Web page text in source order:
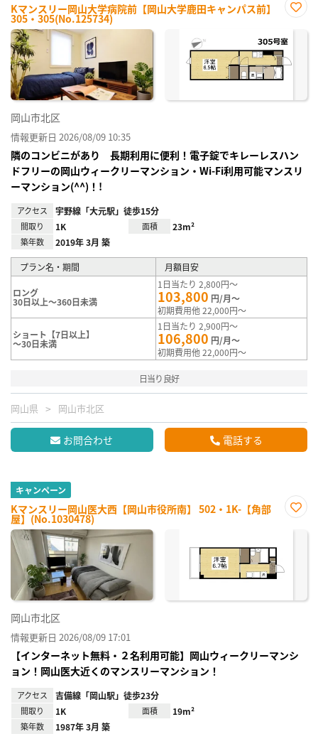
Kマンスリー岡山大学病院前【岡山大学鹿田キャンパス前】
305・305(No.125734)
に入
り登
岡山市北区
情報更新日 2026/08/09 10:35
隣のコンビニがあり 長期利用に便利！電子錠でキレーレスハン
ドフリーの岡山ウィークリーマンション・Wi-Fi利用可能マンスリ
ーマンション(^^)！!
アクセス 宇野線「大元駅」徒歩15分
間取り 1K 面積 23m²
築年数 2019年 3月 築
プラン名・期間 月額目安
ロング
30日以上～360日未満
1日当たり 2,800円～
103,800 円/月～
初期費用他 22,000円～
ショート【7日以上】
～30日未満
1日当たり 2,900円～
106,800 円/月～
初期費用他 22,000円～
日当り良好
岡山県 岡山市北区
お問合わせ 電話する
キャンペーン
Kマンスリー岡山医大西【岡山市役所南】 502・1K-【角部
屋】(No.1030478)
に入
岡山市北区
情報更新日 2026/08/09 17:01
【インターネット無料・２名利用可能】岡山ウィークリーマンシ
ョン！岡山医大近くのマンスリーマンション！
アクセス 吉備線「岡山駅」徒歩23分
間取り 1K 面積 19m²
築年数 1987年 3月 築